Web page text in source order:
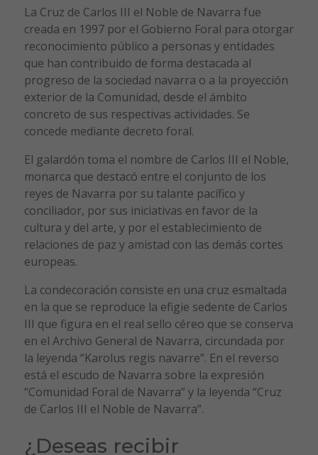
La Cruz de Carlos III el Noble de Navarra fue
creada en 1997 por el Gobierno Foral para otorgar
reconocimiento público a personas y entidades
que han contribuido de forma destacada al
progreso de la sociedad navarra o a la proyección
exterior de la Comunidad, desde el ámbito
concreto de sus respectivas actividades. Se
concede mediante decreto foral.
El galardón toma el nombre de Carlos III el Noble,
monarca que destacó entre el conjunto de los
reyes de Navarra por su talante pacífico y
conciliador, por sus iniciativas en favor de la
cultura y del arte, y por el establecimiento de
relaciones de paz y amistad con las demás cortes
europeas.
La condecoración consiste en una cruz esmaltada
en la que se reproduce la efigie sedente de Carlos
III que figura en el real sello céreo que se conserva
en el Archivo General de Navarra, circundada por
la leyenda “Karolus regis navarre”. En el reverso
está el escudo de Navarra sobre la expresión
“Comunidad Foral de Navarra” y la leyenda “Cruz
de Carlos III el Noble de Navarra”.
¿Deseas recibir